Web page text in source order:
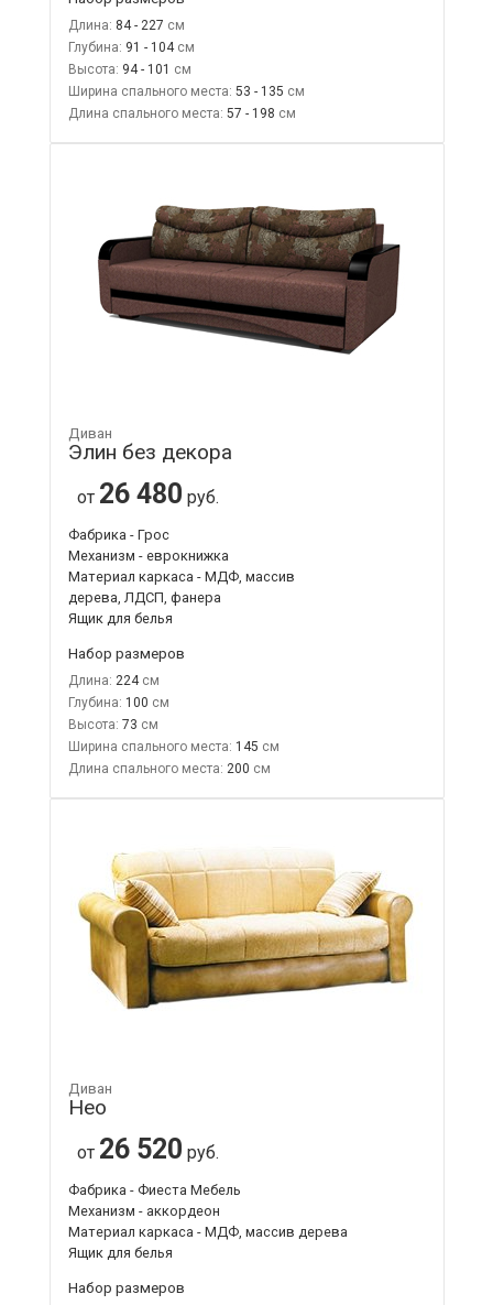
Длина: 84 - 227
Глубина: 91 - 104
Высота: 94 - 101
Ширина спального места: 53 - 135
Длина спального места: 57 - 198
Диван
Элин без декора
от 26 480 руб.
Фабрика - Грос
Механизм - еврокнижка
Материал каркаса - МДФ, массив
дерева, ЛДСП, фанера
Ящик для белья
Набор размеров
Длина: 224
Глубина: 100
Высота: 73
Ширина спального места: 145
Длина спального места: 200
Диван
Нео
от 26 520 руб.
Фабрика - Фиеста Мебель
Механизм - аккордеон
Материал каркаса - МДФ, массив дерева
Ящик для белья
Набор размеров